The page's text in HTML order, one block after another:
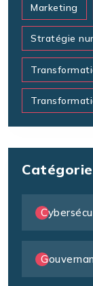
Marketing
Stratégie